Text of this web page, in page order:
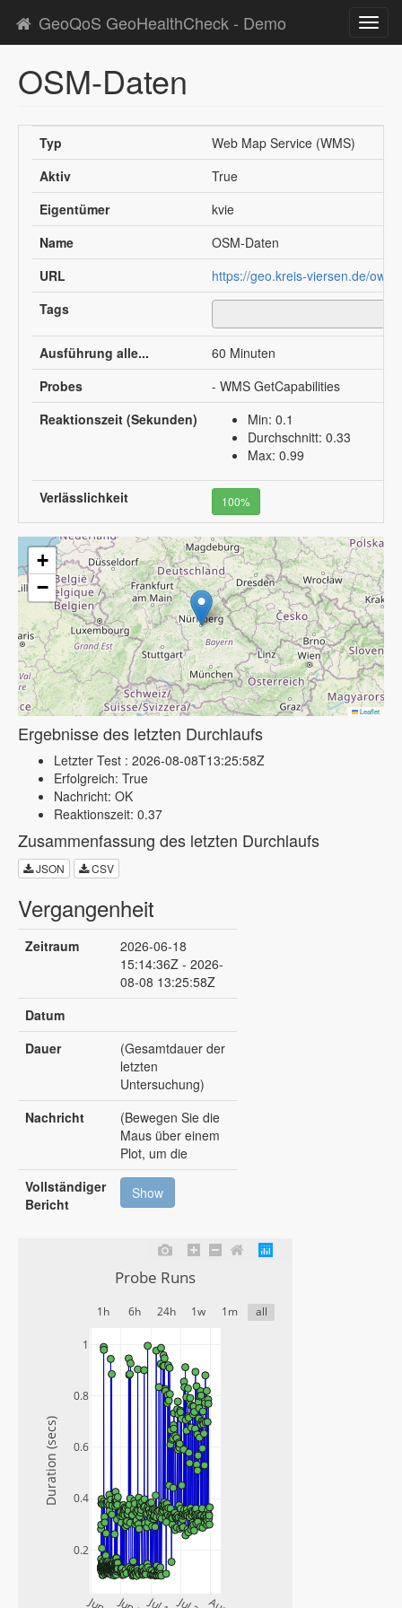
GeoQoS GeoHealthCheck - Demo
OSM-Daten
Typ
Web Map Service (WMS)
Aktiv
True
Eigentümer
kvie
Name
OSM-Daten
URL
https://geo.kreis-viersen.de/ows/
Tags
Ausführung alle...
60 Minuten
Probes
- WMS GetCapabilities
Reaktionszeit (Sekunden)
Min: 0.1
Durchschnitt: 0.33
Max: 0.99
Verlässlichkeit 100%
+
−
Leaflet
Ergebnisse des letzten Durchlaufs
Letzter Test : 2026-08-08T13:25:58Z
Erfolgreich: True
Nachricht: OK
Reaktionszeit: 0.37
Zusammenfassung des letzten Durchlaufs
JSON CSV
Vergangenheit
Zeitraum
2026-06-18
15:14:36Z - 2026-
08-08 13:25:58Z
Datum
Dauer
(Gesamtdauer der
letzten
Untersuchung)
Nachricht
(Bewegen Sie die
Maus über einem
Plot, um die
Ergebnisse des
Durchlaufs
anzuzeigen)
Vollständiger
Bericht
Show
0.2
0.4
0.6
0.8
1
1h 6h 24h 1w 1m all
Probe Runs
Duration (secs)